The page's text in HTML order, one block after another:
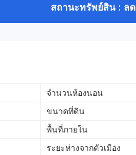
สถานะทรัพย์สิน : ล
จำนวนห้องนอน
ขนาดที่ดิน
พื้นที่ภายใน
ระยะห่างจากตัวเมือง